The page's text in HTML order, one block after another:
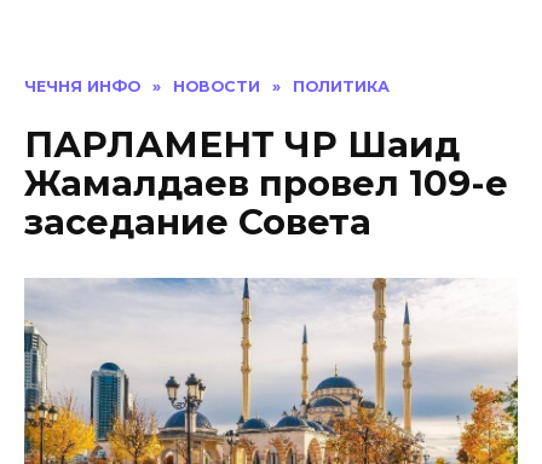
ЧЕЧНЯ ИНФО » НОВОСТИ » ПОЛИТИКА
ПАРЛАМЕНТ ЧР Шаид
Жамалдаев провел 109-е
заседание Совета